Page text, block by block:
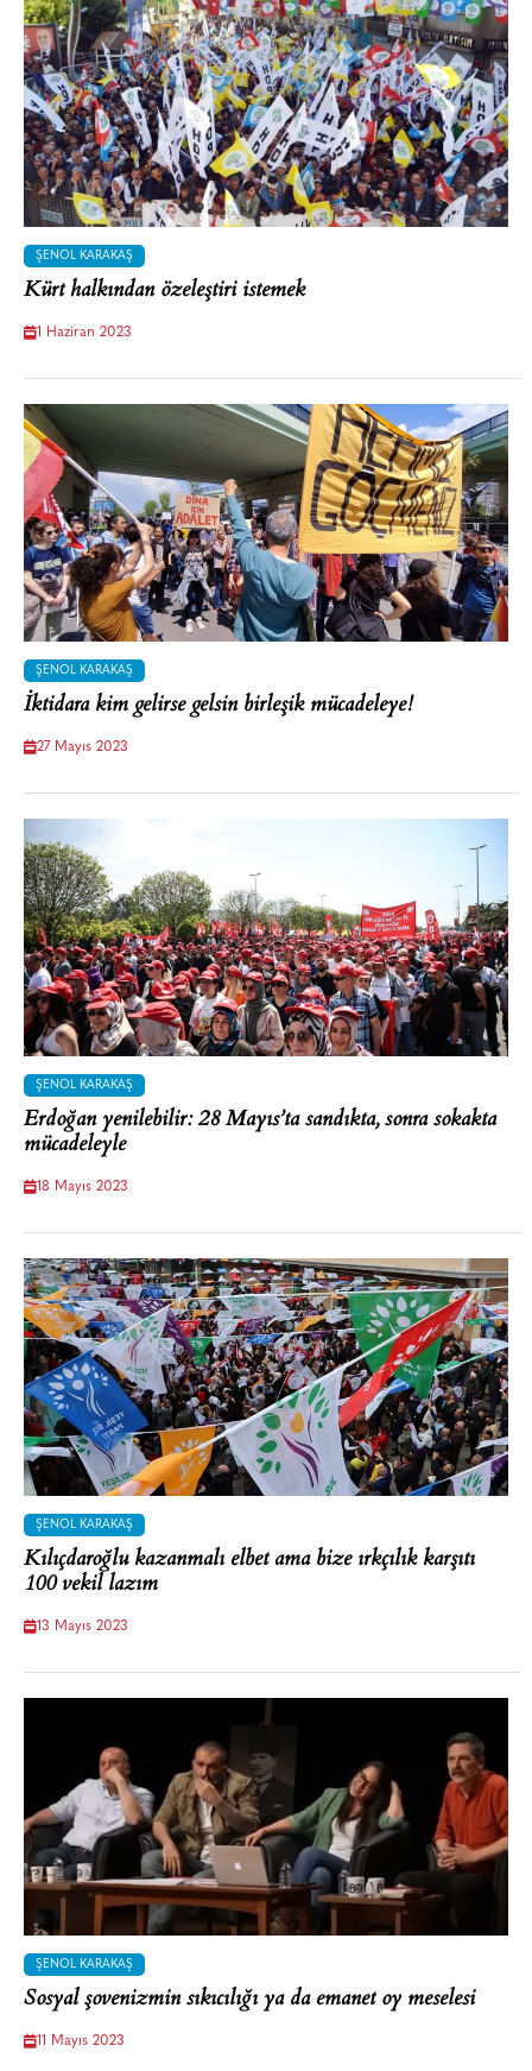
ŞENOL KARAKAŞ
Kürt halkından özeleştiri istemek
1 Haziran 2023
ŞENOL KARAKAŞ
İktidara kim gelirse gelsin birleşik mücadeleye!
27 Mayıs 2023
ŞENOL KARAKAŞ
Erdoğan yenilebilir: 28 Mayıs’ta sandıkta, sonra sokakta
mücadeleyle
18 Mayıs 2023
ŞENOL KARAKAŞ
Kılıçdaroğlu kazanmalı elbet ama bize ırkçılık karşıtı
100 vekil lazım
13 Mayıs 2023
ŞENOL KARAKAŞ
Sosyal şovenizmin sıkıcılığı ya da emanet oy meselesi
11 Mayıs 2023